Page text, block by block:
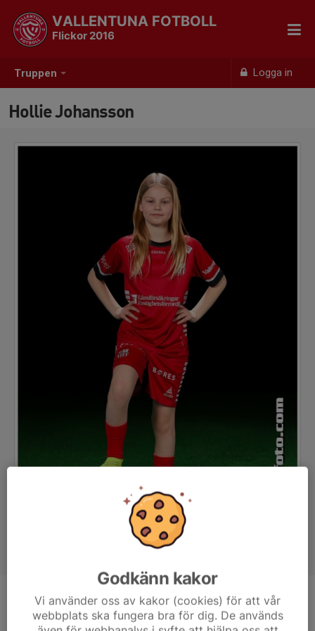
Truppen Logga in
VALLENTUNA FOTBOLL
Flickor 2016
Hollie Johansson
Position
-
9 år
Godkänn kakor
Vi använder oss av kakor (cookies) för att vår
webbplats ska fungera bra för dig. De används